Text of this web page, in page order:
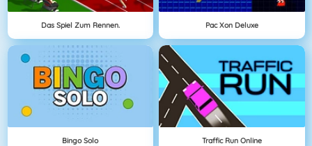
Das Spiel Zum Rennen. Pac Xon Deluxe
Bingo Solo Traffic Run Online